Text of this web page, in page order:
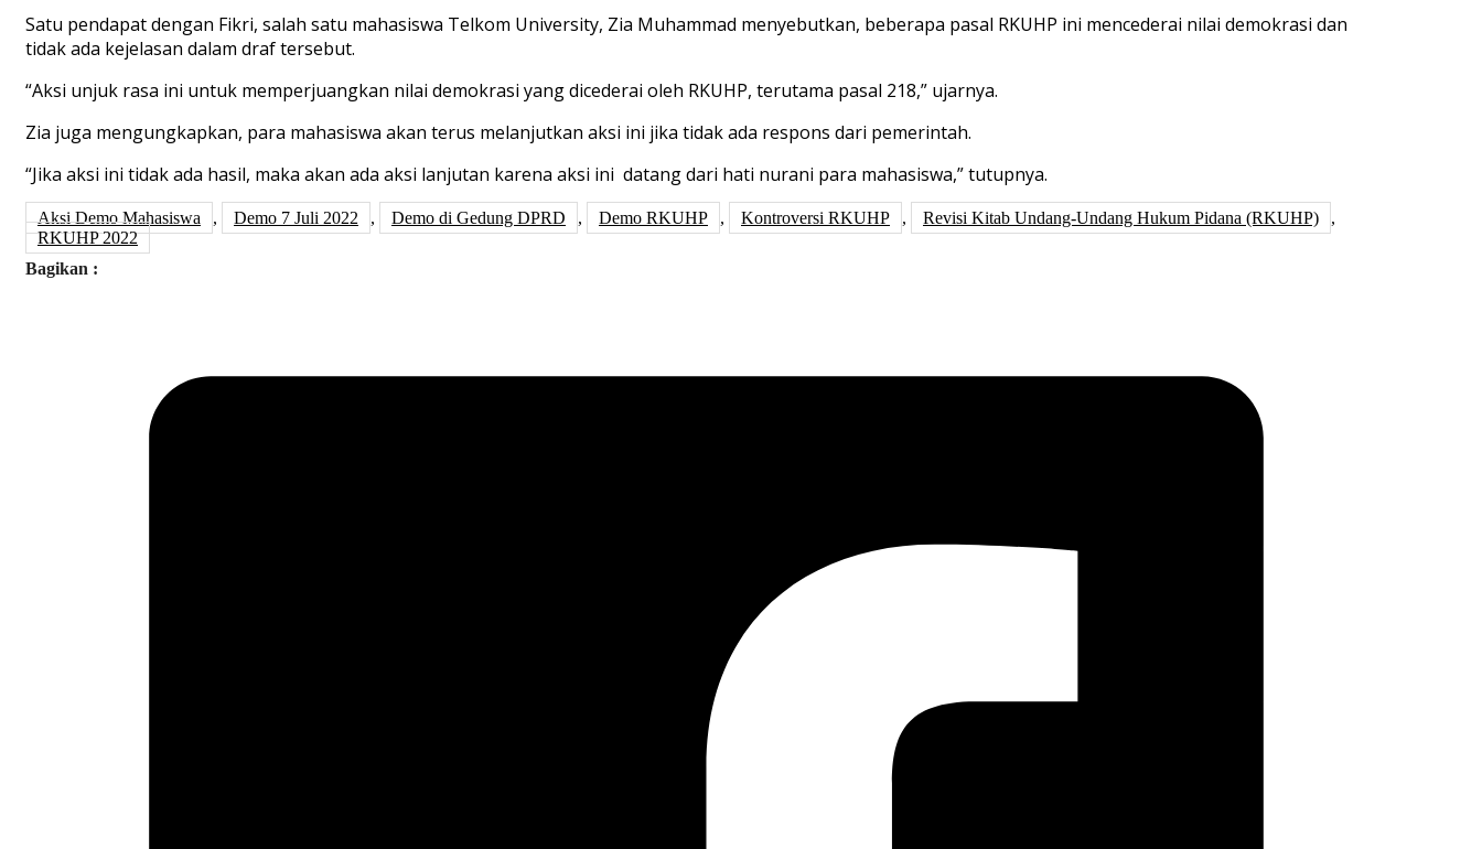
Satu pendapat dengan Fikri, salah satu mahasiswa Telkom University, Zia Muhammad menyebutkan, beberapa pasal RKUHP ini mencederai nilai demokrasi dan
tidak ada kejelasan dalam draf tersebut.
“Aksi unjuk rasa ini untuk memperjuangkan nilai demokrasi yang dicederai oleh RKUHP, terutama pasal 218,” ujarnya.
Zia juga mengungkapkan, para mahasiswa akan terus melanjutkan aksi ini jika tidak ada respons dari pemerintah.
“Jika aksi ini tidak ada hasil, maka akan ada aksi lanjutan karena aksi ini datang dari hati nurani para mahasiswa,” tutupnya.
Aksi Demo Mahasiswa , Demo 7 Juli 2022 , Demo di Gedung DPRD , Demo RKUHP , Kontroversi RKUHP , Revisi Kitab Undang-Undang Hukum Pidana (RKUHP)
,
RKUHP 2022
Bagikan :